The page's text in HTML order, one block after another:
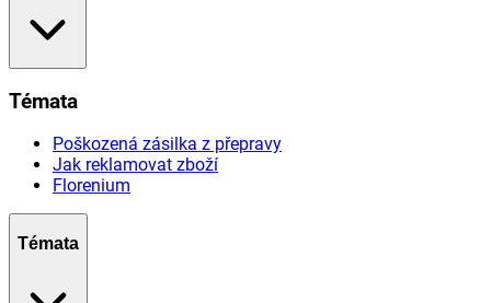
Témata
Poškozená zásilka z přepravy
Jak reklamovat zboží
Florenium
Témata